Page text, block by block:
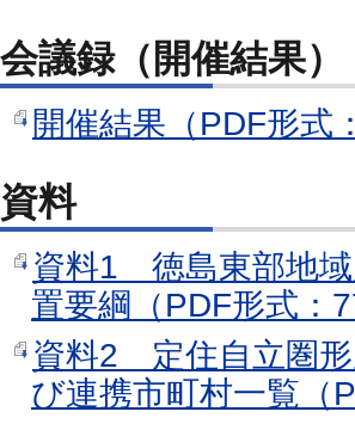
会議録（開催結果）
開催結果（PDF形式
資料
資料1 徳島東部地域
置要綱（PDF形式：
資料2 定住自立圏形
び連携市町村一覧（